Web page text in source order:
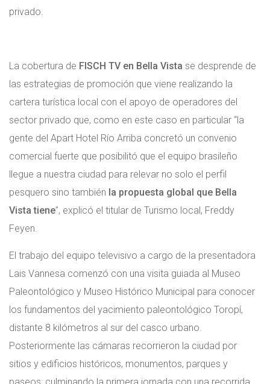
privado.
La cobertura de FISCH TV en Bella Vista se desprende de
las estrategias de promoción que viene realizando la
cartera turística local con el apoyo de operadores del
sector privado que, como en este caso en particular “la
gente del Apart Hotel Río Arriba concretó un convenio
comercial fuerte que posibilitó que el equipo brasileño
llegue a nuestra ciudad para relevar no solo el perfil
pesquero sino también la propuesta global que Bella
Vista tiene”, explicó el titular de Turismo local, Freddy
Feyen.
El trabajo del equipo televisivo a cargo de la presentadora
Lais Vannesa comenzó con una visita guiada al Museo
Paleontológico y Museo Histórico Municipal para conocer
los fundamentos del yacimiento paleontológico Toropí,
distante 8 kilómetros al sur del casco urbano.
Posteriormente las cámaras recorrieron la ciudad por
sitios y edificios históricos, monumentos, parques y